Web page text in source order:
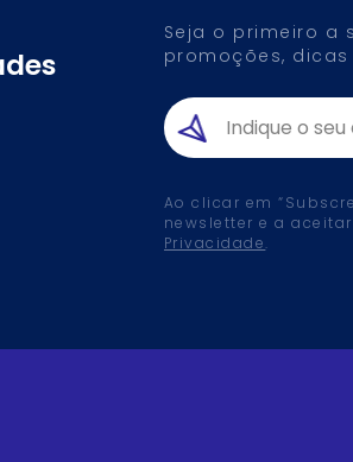
Seja o primeiro a
promoções,
Ao clicar em
newsletter e a
Privacidade.